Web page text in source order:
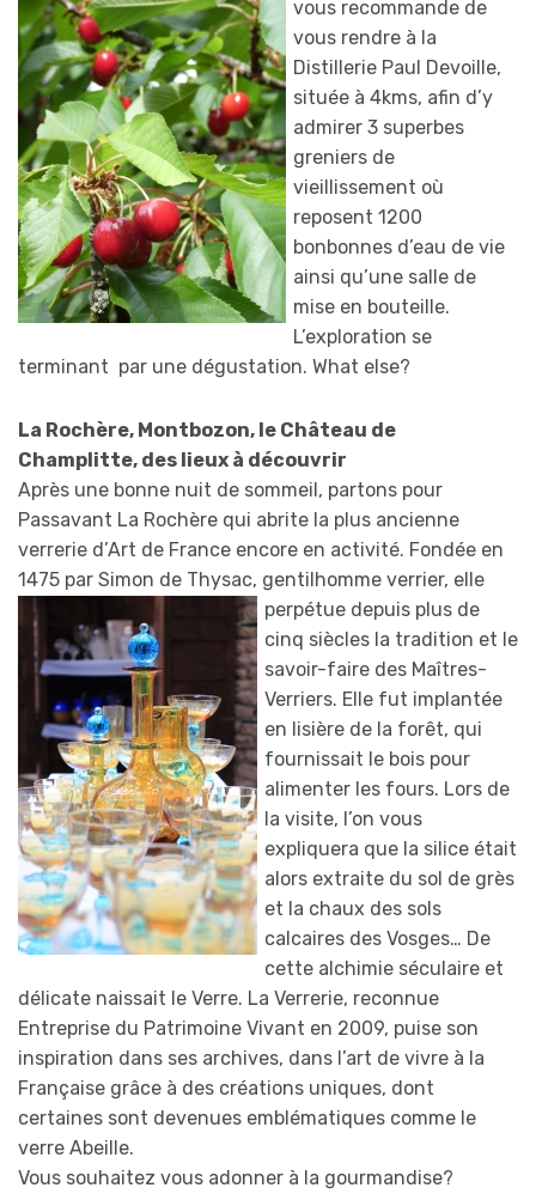
vous recommande de
vous rendre à la
Distillerie Paul Devoille,
située à 4kms, afin d’y
admirer 3 superbes
greniers de
vieillissement où
reposent 1200
bonbonnes d’eau de vie
ainsi qu’une salle de
mise en bouteille.
L’exploration se
terminant par une dégustation. What else?
La Rochère, Montbozon, le Château de
Champlitte, des lieux à découvrir
Après une bonne nuit de sommeil, partons pour
Passavant La Rochère qui abrite la plus ancienne
verrerie d’Art de France encore en activité. Fondée en
1475 par Simon de Thysac, gentilhomme verrier, elle
perpétue depuis plus de
cinq siècles la tradition et le
savoir-faire des Maîtres-
Verriers. Elle fut implantée
en lisière de la forêt, qui
fournissait le bois pour
alimenter les fours. Lors de
la visite, l’on vous
expliquera que la silice était
alors extraite du sol de grès
et la chaux des sols
calcaires des Vosges… De
cette alchimie séculaire et
délicate naissait le Verre. La Verrerie, reconnue
Entreprise du Patrimoine Vivant en 2009, puise son
inspiration dans ses archives, dans l’art de vivre à la
Française grâce à des créations uniques, dont
certaines sont devenues emblématiques comme le
verre Abeille.
Vous souhaitez vous adonner à la gourmandise?